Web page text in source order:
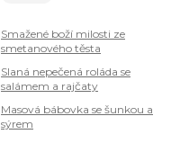
Smažené boží milosti ze
smetanového těsta
Slaná nepečená roláda se
salámem a rajčaty
Masová bábovka se šunkou a
sýrem